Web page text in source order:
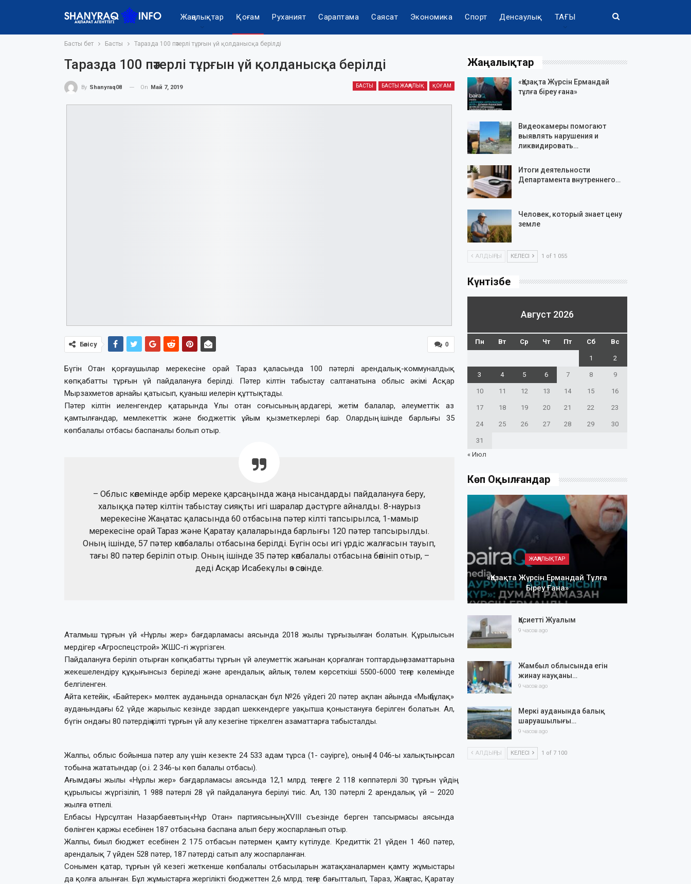
Жаңалықтар Қоғам Руханият Сараптама Саясат Экономика Спорт Денсаулық ТАҒЫ
Басты бет Басты Таразда 100 пәтерлі тұрғын үй қолданысқа берілді
Таразда 100 пәтерлі тұрғын үй қолданысқа берілді
БАСТЫ БАСТЫ ЖАҢАЛЫҚ ҚОҒАМ
By Shanyraq08 On Май 7, 2019
0
Бөлісу
Бүгін Отан қорғаушылар мерекесіне орай Тараз қаласында 100 пәтерлі арендалық-коммуналдық
көпқабатты тұрғын үй пайдалануға берілді. Пәтер кілтін табыстау салтанатына облыс әкімі Асқар
Мырзахметов арнайы қатысып, қуаныш иелерін құттықтады.
Пәтер кілтін иеленгендер қатарында Ұлы отан соғысының ардагері, жетім балалар, әлеуметтік аз
қамтылғандар, мемлекеттік және бюджеттік ұйым қызметкерлері бар. Олардың ішінде барлығы 35
көпбалалы отбасы баспаналы болып отыр.
– Облыс көлемінде әрбір мереке қарсаңында жаңа нысандарды пайдалануға беру,
халыққа пәтер кілтін табыстау сияқты игі шаралар дәстүрге айналды. 8-наурыз
мерекесіне Жаңатас қаласында 60 отбасына пәтер кілті тапсырылса, 1-мамыр
мерекесіне орай Тараз және Қаратау қалаларында барлығы 120 пәтер тапсырылды.
Оның ішінде, 57 пәтер көпбалалы отбасына берілді. Бүгін осы игі үрдіс жалғасын тауып,
тағы 80 пәтер беріліп отыр. Оның ішінде 35 пәтер көпбалалы отбасына бөлініп отыр, –
деді Асқар Исабекұлы өз сөзінде.
Аталмыш тұрғын үй «Нұрлы жер» бағдарламасы аясында 2018 жылы тұрғызылған болатын. Құрылысын
мердігер «Агроспецстрой» ЖШС-гі жүргізген.
Пайдалануға беріліп отырған көпқабатты тұрғын үй әлеуметтік жағынан қорғалған топтардың азаматтарына
жекешелендіру құқығынсыз беріледі және арендалық айлық төлем көрсеткіші 5500-6000 теңге көлемінде
белгіленген.
Айта кетейік, «Байтерек» мөлтек ауданында орналасқан бұл №26 үйдегі 20 пәтер ақпан айында «Мыңбұлақ»
ауданындағы 62 үйде жарылыс кезінде зардап шеккендерге уақытша қоныстануға берілген болатын. Ал,
бүгін ондағы 80 пәтердің кілті тұрғын үй алу кезегіне тіркелген азаматтарға табысталды.
Жалпы, облыс бойынша пәтер алу үшін кезекте 24 533 адам тұрса (1- сәуірге), оның 14 046-ы халықтың осал
тобына жататындар (о.і. 2 346-ы көп балалы отбасы).
Ағымдағы жылы «Нұрлы жер» бағдарламасы аясында 12,1 млрд. теңгеге 2 118 көппәтерлі 30 тұрғын үйдің
құрылысы жүргізіліп, 1 988 пәтерлі 28 үй пайдалануға берілуі тиіс. Ал, 130 пәтерлі 2 арендалық үй – 2020
жылға өтпелі.
Елбасы Нұрсұлтан Назарбаевтың «Нұр Отан» партиясының ХVІІІ съезінде берген тапсырмасы аясында
бөлінген қаржы есебінен 187 отбасына баспана алып беру жоспарланып отыр.
Жалпы, биыл бюджет есебінен 2 175 отбасын пәтермен қамту күтілуде. Кредиттік 21 үйден 1 460 пәтер,
арендалық 7 үйден 528 пәтер, 187 пәтерді сатып алу жоспарланған.
Сонымен қатар, тұрғын үй кезегі жеткенше көпбалалы отбасыларын жатақханалармен қамту жұмыстары
да қолға алынған. Бұл жұмыстарға жергілікті бюджеттен 2,6 млрд. теңге бағытталып, Тараз, Жаңатас, Қаратау
Жаңалықтар
«Қазақта Жүрсін Ермандай
тұлға біреу ғана»
Видеокамеры помогают
выявлять нарушения и
ликвидировать…
Итоги деятельности
Департамента внутреннего…
Человек, который знает цену
земле
АЛДЫҢҒЫ КЕЛЕСІ 1 of 1 055
Күнтізбе
Август 2026
Пн Вт Ср Чт Пт Сб Вс
1 2
3 4 5 6 7 8 9
10 11 12 13 14 15 16
17 18 19 20 21 22 23
24 25 26 27 28 29 30
31
« Июл
Көп Оқылғандар
ЖАҢАЛЫҚТАР
«Қазақта Жүрсін Ермандай Тұлға
Біреу Ғана»
Қасиетті Жуалым
9 часов ago
Жамбыл облысында егін
жинау науқаны…
9 часов ago
Меркі ауданында балық
шаруашылығы…
9 часов ago
АЛДЫҢҒЫ КЕЛЕСІ 1 of 7 100